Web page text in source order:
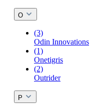
O
(3)
Odin Innovations
(1)
Onetigris
(2)
Outrider
P